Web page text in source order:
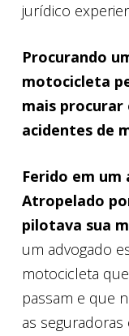
jurídico
Procurando
motocicleta
mais procurar
acidentes de
Ferido em
Atropelado
pilotava sua
um advogado
motocicleta
passam e que
as